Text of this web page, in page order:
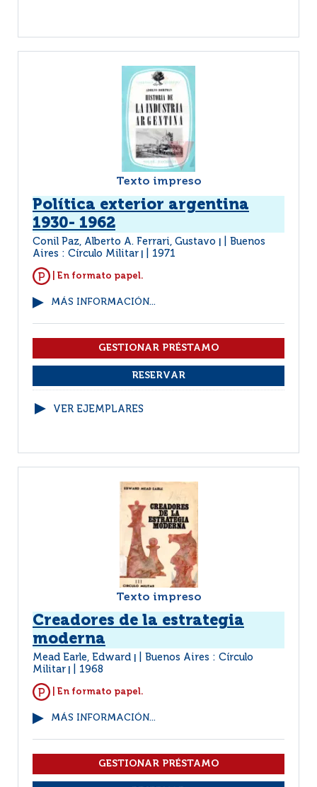
Texto impreso
Política exterior argentina
1930- 1962
Conil Paz, Alberto A. Ferrari, Gustavo
Buenos
Aires : Círculo Militar
1971
| En formato papel.
MÁS INFORMACIÓN...
VER EJEMPLARES
Texto impreso
Creadores de la estrategia
moderna
Mead Earle, Edward
Buenos Aires : Círculo
Militar
1968
| En formato papel.
MÁS INFORMACIÓN...